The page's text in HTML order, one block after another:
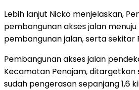
Lebih lanjut Nicko menjelaskan,
pembangunan akses jalan
pembangunan jalan, serta sekitar
Pembangunan akses jalan
Kecamatan Penajam, ditargetkan
sudah pengerasan sepanjang 1,6